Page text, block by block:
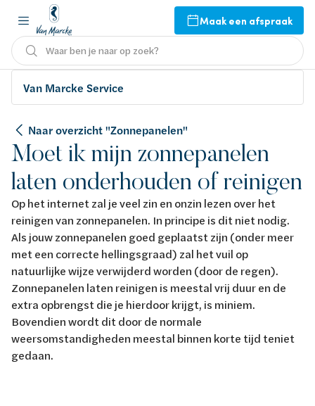
Maak een afspraak
Waar ben je naar op zoek?
Van Marcke Service
Naar overzicht "Zonnepanelen"
Moet ik mijn zonnepanelen
laten onderhouden of reinigen
Op het internet zal je veel zin en onzin lezen over het
reinigen van zonnepanelen. In principe is dit niet nodig.
Als jouw zonnepanelen goed geplaatst zijn (onder meer
met een correcte hellingsgraad) zal het vuil op
natuurlijke wijze verwijderd worden (door de regen).
Zonnepanelen laten reinigen is meestal vrij duur en de
extra opbrengst die je hierdoor krijgt, is miniem.
Bovendien wordt dit door de normale
weersomstandigheden meestal binnen korte tijd teniet
gedaan.